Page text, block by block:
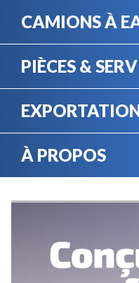
CAMIONS À
PIÈCES &
À PROPOS